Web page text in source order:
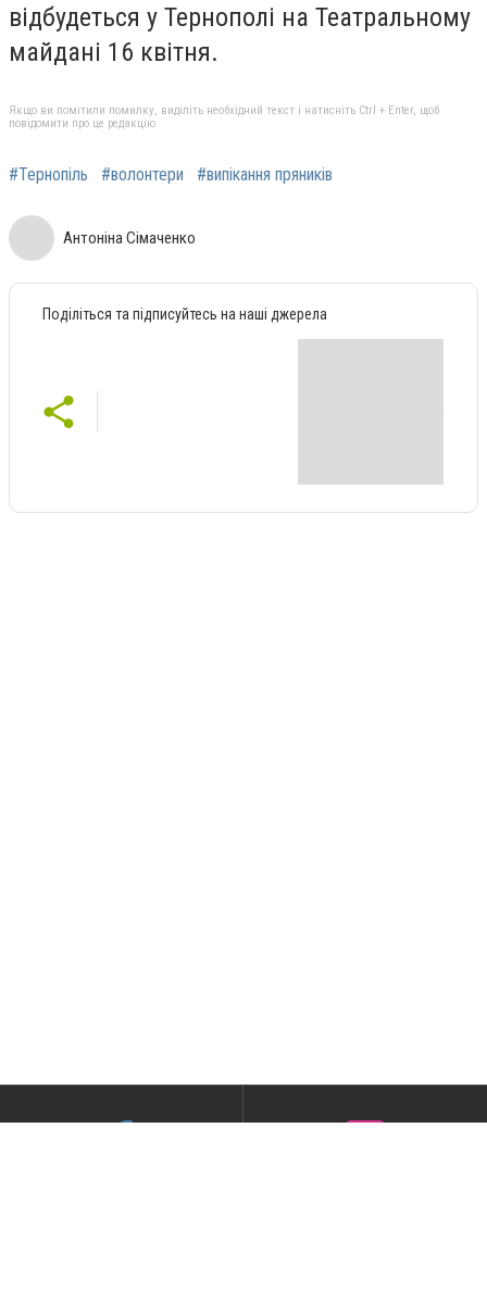
відбудеться у Тернополі на Театральному
майдані 16 квітня.
Якщо ви помітили помилку, виділіть необхідний текст і натисніть Ctrl + Enter, щоб
повідомити про це редакцію
#Тернопіль #волонтери #випікання пряників
Антоніна Сімаченко
Поділіться та підписуйтесь на наші джерела